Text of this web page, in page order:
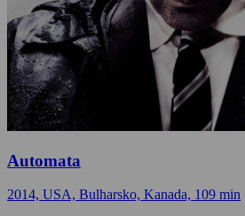
Automata
2014, USA, Bulharsko, Kanada, 109 min